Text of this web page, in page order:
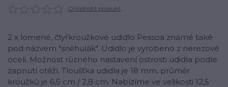
Ohodnotit produkt
2 x lomené, čtyřkroužkové udidlo Pessoa známé také
pod názvem "sněhulák". Udidlo je vyrobeno z nerezové
oceli. Možnost různého nastavení ostrosti udidla podle
zapnutí otěží. Tloušťka udidla je 18 mm, průměr
kroužků je 6,5 cm / 2,8 cm. Nabízíme ve velikosti 12,5